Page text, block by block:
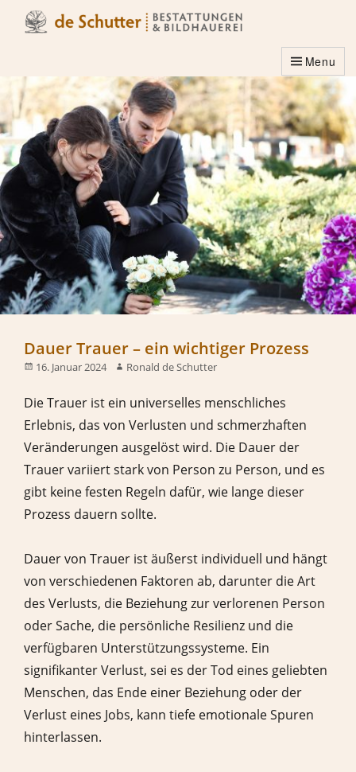
Menu
Dauer Trauer – ein wichtiger Prozess
16. Januar 2024 Ronald de Schutter
Die Trauer ist ein universelles menschliches
Erlebnis, das von Verlusten und schmerzhaften
Veränderungen ausgelöst wird. Die Dauer der
Trauer variiert stark von Person zu Person, und es
gibt keine festen Regeln dafür, wie lange dieser
Prozess dauern sollte.
Dauer von Trauer ist äußerst individuell und hängt
von verschiedenen Faktoren ab, darunter die Art
des Verlusts, die Beziehung zur verlorenen Person
oder Sache, die persönliche Resilienz und die
verfügbaren Unterstützungssysteme. Ein
signifikanter Verlust, sei es der Tod eines geliebten
Menschen, das Ende einer Beziehung oder der
Verlust eines Jobs, kann tiefe emotionale Spuren
hinterlassen.